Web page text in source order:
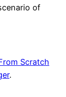
of
Scratch
.